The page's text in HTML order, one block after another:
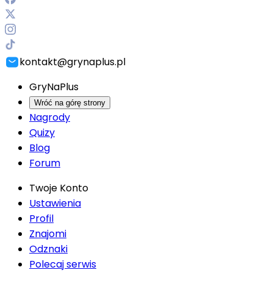
kontakt@grynaplus.pl
GryNaPlus
Wróć na górę strony
Nagrody
Quizy
Blog
Forum
Twoje Konto
Ustawienia
Profil
Znajomi
Odznaki
Polecaj serwis